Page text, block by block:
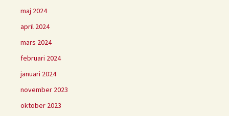
maj 2024
april 2024
mars 2024
februari 2024
januari 2024
november 2023
oktober 2023